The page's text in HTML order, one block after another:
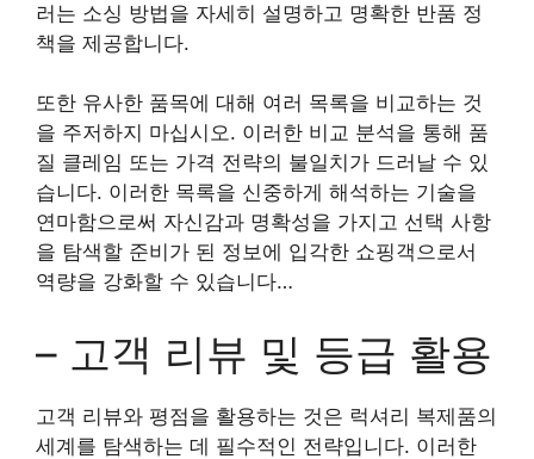
러는 소싱 방법을 자세히 설명하고 명확한 반품 정
책을 제공합니다.
또한 유사한 품목에 대해 여러 목록을 비교하는 것
을 주저하지 마십시오. 이러한 비교 분석을 통해 품
질 클레임 또는 가격 전략의 불일치가 드러날 수 있
습니다. 이러한 목록을 신중하게 해석하는 기술을
연마함으로써 자신감과 명확성을 가지고 선택 사항
을 탐색할 준비가 된 정보에 입각한 쇼핑객으로서
역량을 강화할 수 있습니다…
– 고객 리뷰 및 등급 활용
고객 리뷰와 평점을 활용하는 것은 럭셔리 복제품의
세계를 탐색하는 데 필수적인 전략입니다. 이러한